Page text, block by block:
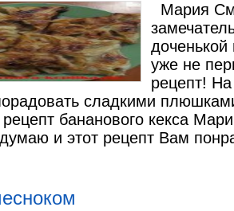
Мария
уже не
рецепт! На
сладкими
бананового кекса
и этот рецепт Вам